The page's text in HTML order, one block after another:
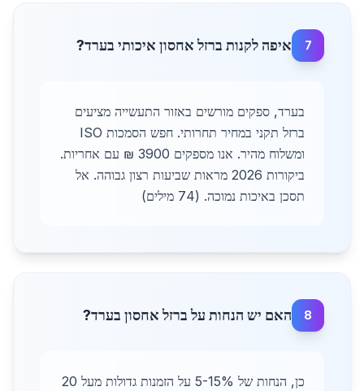
7 איפה לקנות ברזל אחסון איכותי בערד?
בערד, ספקים מורשים באזור התעשייה מציעים
ברזל תקני במחיר תחרותי. חפש הסמכות ISO
ומשלוח מהיר. אנו מספקים 3900 ₪ עם אחריות.
ביקורות 2026 מראות שביעות רצון גבוהה. אל
תסכן באיכות נמוכה. (74 מילים)
8 האם יש הנחות על ברזל אחסון בערד?
כן, הנחות של 5-15% על הזמנות גדולות מעל 20